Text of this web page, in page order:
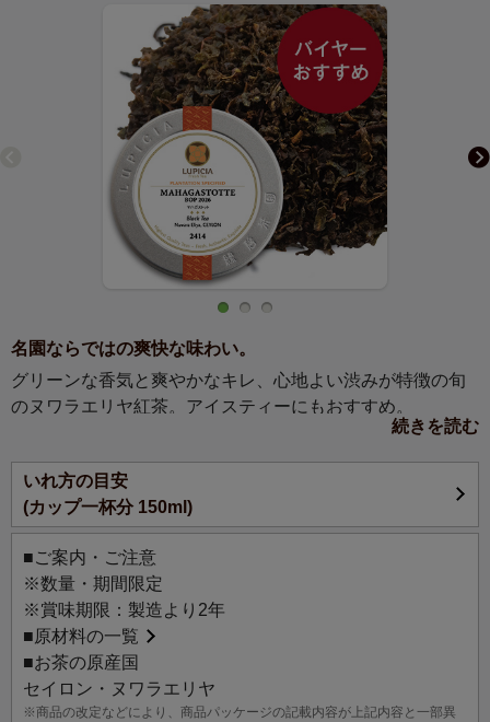
名園ならではの爽快な味わい。
グリーンな香気と爽やかなキレ、心地よい渋みが特徴の旬
のヌワラエリヤ紅茶。アイスティーにもおすすめ。
【お茶の説明】
標高の高いハイグロウン産地で作られるヌワラエリヤ紅茶
は、島の東側から中央山地を越えて乾いた季節風が吹き下
ろす、1～3月に最上の季節を迎えます。この時期の紅茶
は、青々した香気と深みの中に感じる爽やかな余韻が特徴
です。高い標高による昼夜の寒暖差と適度な降雨という恵
まれた気候条件によって生み出される、個性豊かな風味
は、高品質のセイロンティーとして高く評価されていま
す。旬のヌワラエリヤ紅茶特有の爽やかな風味を、ぜひお
楽しみください。
続きを読む
いれ方の目安
(カップ一杯分 150ml)
■ご案内・ご注意
※数量・期間限定
※賞味期限：製造より2年
■原材料の一覧
■お茶の原産国
セイロン・ヌワラエリヤ
※商品の改定などにより、商品パッケージの記載内容が上記内容と一部異